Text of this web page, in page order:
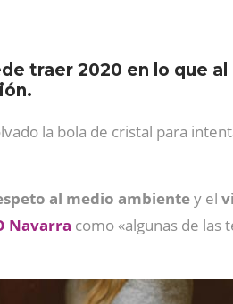
traer 2020 en lo que
la bola de cristal para
al medio ambientey el
Navarra como «algunas de las